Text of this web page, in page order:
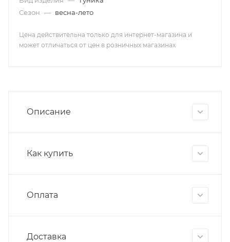
Сезон — весна-лето
Цена действительна только для интернет-магазина и
может отличаться от цен в розничных магазинах
Описание
Как купить
Оплата
Доставка